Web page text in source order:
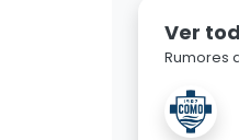
Ver
Rumores